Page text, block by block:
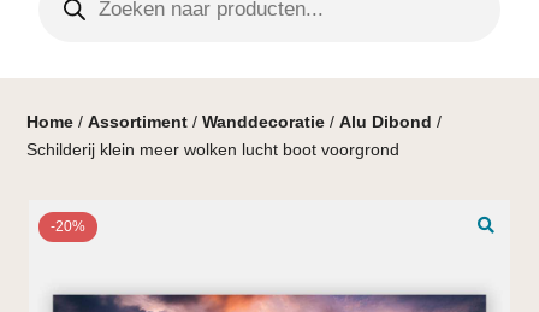
Home /Assortiment /Wanddecoratie /Alu Dibond /
Schilderij klein meer wolken lucht boot voorgrond
-20%